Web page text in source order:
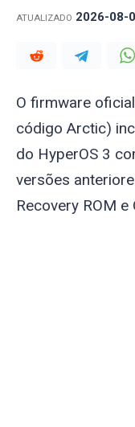
ATUALIZADO 2026-08-
O firmware
código Arctic)
do HyperOS 3
versões
Recovery ROM e